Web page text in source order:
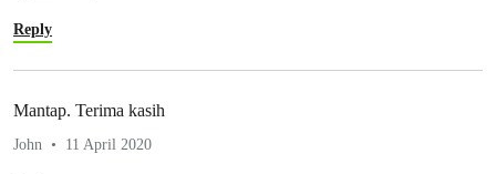
Reply
Mantap. Terima kasih
John 11 April 2020